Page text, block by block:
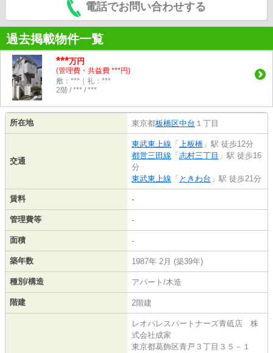
電話でお問い合わせする
過去掲載物件一覧
***万円
(管理費・共益費 ***円)
敷：***｜礼：***
2階 / *** / ***
所在地 東京都板橋区中台 １丁目
交通
東武東上線 「 上板橋 」駅 徒歩12分
都営三田線 「 志村三丁目 」駅 徒歩16
分
東武東上線 「 ときわ台 」駅 徒歩21分
賃料 -
管理費等 -
面積 -
築年数 1987年 2月 (築39年)
種別/構造 アパート/木造
階建 2階建
レオパレスパートナーズ青砥店 株
式会社成家
東京都葛飾区青戸３丁目３５－１